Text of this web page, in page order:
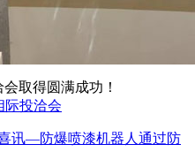
取得圆满成功！
际投洽会
讯—防爆喷漆机器人通过防